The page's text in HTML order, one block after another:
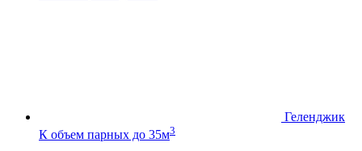
Геленджик
К объем парных до 35м3